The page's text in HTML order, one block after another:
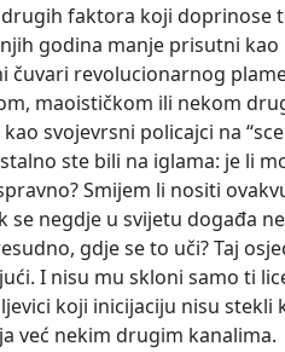
faktora koji doprinose
godina manje prisutni kao
čuvari revolucionarnog
maoističkom ili nekom
svojevrsni policajci na
ste bili na iglama: je li
Smijem li nositi
se negdje u svijetu događa
gdje se to uči? Taj
I nisu mu skloni samo ti
koji inicijaciju nisu stekli
već nekim drugim kanalima.